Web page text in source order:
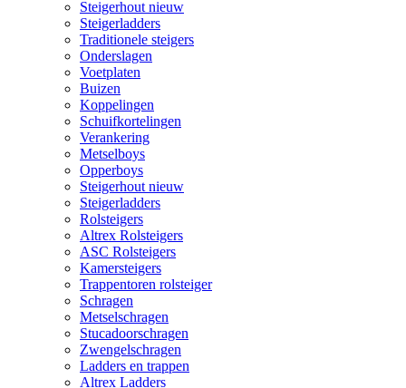
Steigerhout nieuw
Steigerladders
Traditionele steigers
Onderslagen
Voetplaten
Buizen
Koppelingen
Schuifkortelingen
Verankering
Metselboys
Opperboys
Steigerhout nieuw
Steigerladders
Rolsteigers
Altrex Rolsteigers
ASC Rolsteigers
Kamersteigers
Trappentoren rolsteiger
Schragen
Metselschragen
Stucadoorschragen
Zwengelschragen
Ladders en trappen
Altrex Ladders